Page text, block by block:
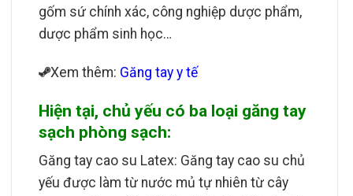
gốm sứ chính xác, công nghiệp dược phẩm,
dược phẩm sinh học…
Xem thêm: Găng tay y tế
Hiện tại, chủ yếu có ba loại găng tay
sạch phòng sạch:
Găng tay cao su Latex: Găng tay cao su chủ
yếu được làm từ nước mủ tự nhiên từ cây